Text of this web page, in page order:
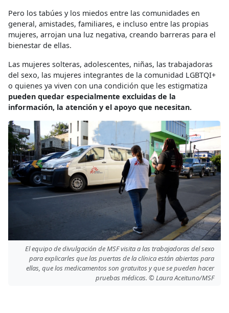
Pero los tabúes y los miedos entre las comunidades en
general, amistades, familiares, e incluso entre las propias
mujeres, arrojan una luz negativa, creando barreras para el
bienestar de ellas.
Las mujeres solteras, adolescentes, niñas, las trabajadoras
del sexo, las mujeres integrantes de la comunidad LGBTQI+
o quienes ya viven con una condición que les estigmatiza
pueden quedar especialmente excluidas de la
información, la atención y el apoyo que necesitan.
El equipo de divulgación de MSF visita a las trabajadoras del sexo
para explicarles que las puertas de la clínica están abiertas para
ellas, que los medicamentos son gratuitos y que se pueden hacer
pruebas médicas. © Laura Aceituno/MSF